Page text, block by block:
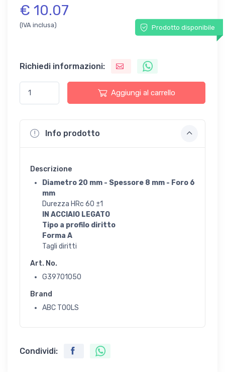
€ 10.07
(IVA inclusa) Prodotto disponibile
Richiedi informazioni:
Aggiungi al carrello
Info prodotto
Descrizione
Diametro 20 mm - Spessore 8 mm - Foro 6
mm
Durezza HRc 60 ±1
IN ACCIAIO LEGATO
Tipo a profilo diritto
Forma A
Tagli diritti
Art. No.
G39701050
Brand
ABC TOOLS
Condividi: